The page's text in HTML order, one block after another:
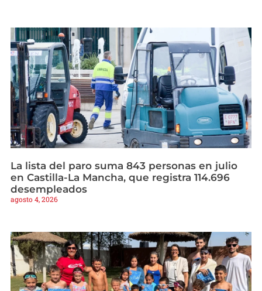
La lista del paro suma 843 personas en julio
en Castilla-La Mancha, que registra 114.696
desempleados
agosto 4, 2026